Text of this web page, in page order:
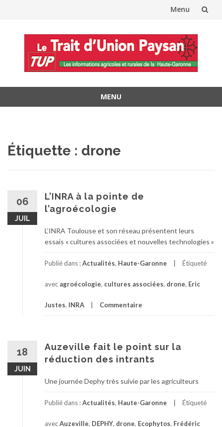
Menu
contenu
MENU
Étiquette : drone
06
JUIL
L’INRA à la pointe de
l’agroécologie
L’INRA Toulouse et son réseau présentent leurs
essais « cultures associées et nouvelles technologies »
Publié dans :Actualités, Haute-Garonne Étiqueté
avec agroécologie, cultures associées, drone, Eric
Justes, INRA Commentaire
18
JUIN
Auzeville fait le point sur la
réduction des intrants
Une journée Dephy très suivie par les agriculteurs
Publié dans :Actualités, Haute-Garonne Étiqueté
avecAuzeville, DEPHY, drone, Ecophytos, Frédéric